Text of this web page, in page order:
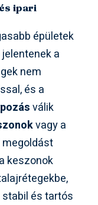
ipari
épületek
a
nem
és a
válik
vagy a
keszonok
és tartós